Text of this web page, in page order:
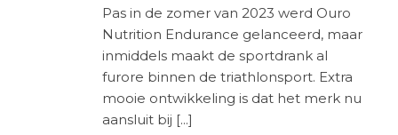
Pas in de zomer van 2023 werd Ouro
Nutrition Endurance gelanceerd, maar
inmiddels maakt de sportdrank al
furore binnen de triathlonsport. Extra
mooie ontwikkeling is dat het merk nu
aansluit bij [...]